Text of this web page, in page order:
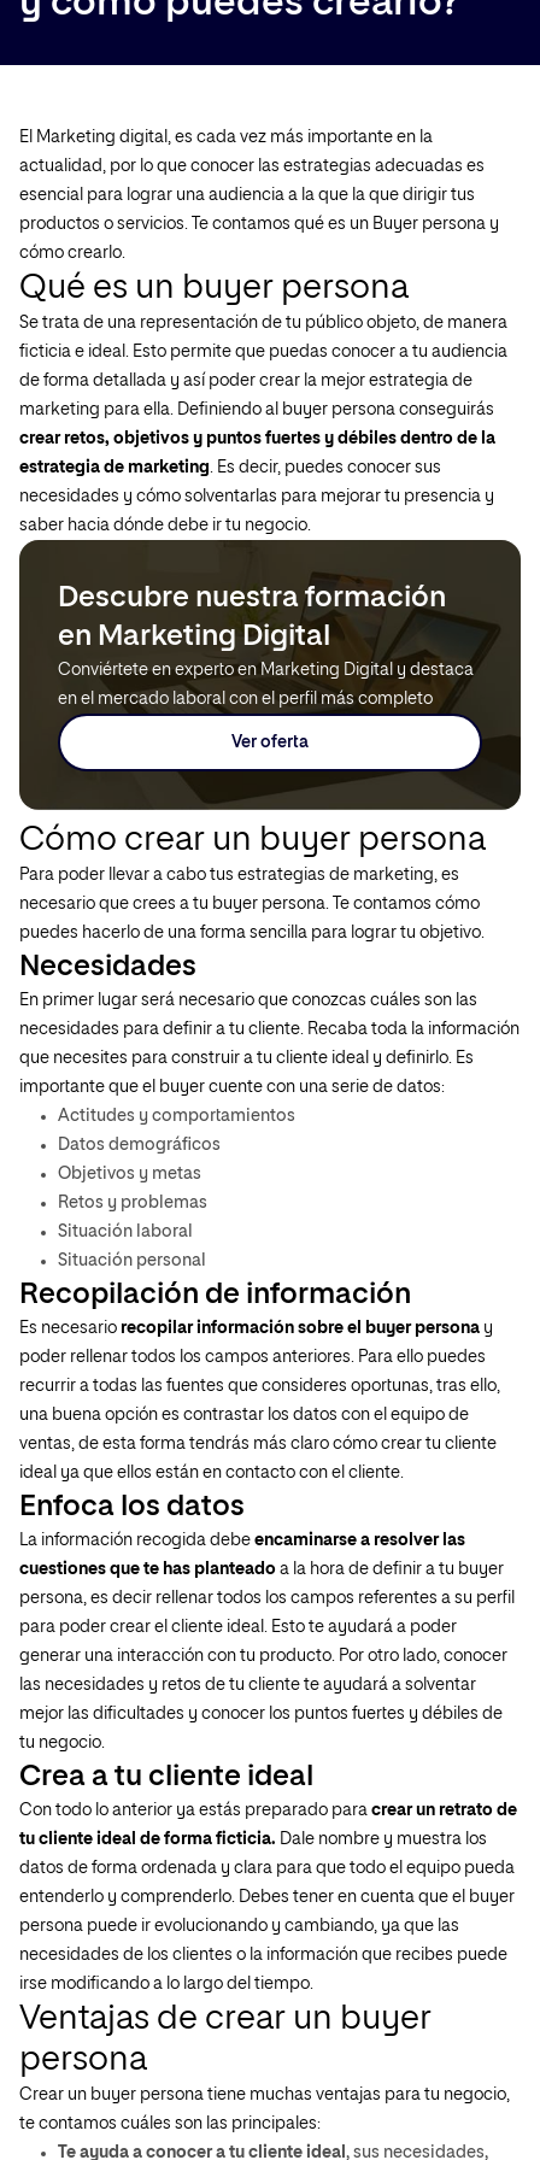
El Marketing digital, es cada vez más importante en la
actualidad, por lo que conocer las estrategias adecuadas es
esencial para lograr una audiencia a la que la que dirigir tus
productos o servicios. Te contamos qué es un Buyer persona y
cómo crearlo.
Qué es un buyer persona
Se trata de una representación de tu público objeto, de manera
ficticia e ideal. Esto permite que puedas conocer a tu audiencia
de forma detallada y así poder crear la mejor estrategia de
marketing para ella. Definiendo al buyer persona conseguirás
crear retos, objetivos y puntos fuertes y débiles dentro de la
estrategia de marketing. Es decir, puedes conocer sus
necesidades y cómo solventarlas para mejorar tu presencia y
saber hacia dónde debe ir tu negocio.
Descubre nuestra formación
en Marketing Digital
Conviértete en experto en Marketing Digital y destaca
en el mercado laboral con el perfil más completo
Ver oferta
Cómo crear un buyer persona
Para poder llevar a cabo tus estrategias de marketing, es
necesario que crees a tu buyer persona. Te contamos cómo
puedes hacerlo de una forma sencilla para lograr tu objetivo.
Necesidades
En primer lugar será necesario que conozcas cuáles son las
necesidades para definir a tu cliente. Recaba toda la información
que necesites para construir a tu cliente ideal y definirlo. Es
importante que el buyer cuente con una serie de datos:
Actitudes y comportamientos
Datos demográficos
Objetivos y metas
Retos y problemas
Situación laboral
Situación personal
Recopilación de información
Es necesario recopilar información sobre el buyer persona y
poder rellenar todos los campos anteriores. Para ello puedes
recurrir a todas las fuentes que consideres oportunas, tras ello,
una buena opción es contrastar los datos con el equipo de
ventas, de esta forma tendrás más claro cómo crear tu cliente
ideal ya que ellos están en contacto con el cliente.
Enfoca los datos
La información recogida debe encaminarse a resolver las
cuestiones que te has planteado a la hora de definir a tu buyer
persona, es decir rellenar todos los campos referentes a su perfil
para poder crear el cliente ideal. Esto te ayudará a poder
generar una interacción con tu producto. Por otro lado, conocer
las necesidades y retos de tu cliente te ayudará a solventar
mejor las dificultades y conocer los puntos fuertes y débiles de
tu negocio.
Crea a tu cliente ideal
Con todo lo anterior ya estás preparado para crear un retrato de
tu cliente ideal de forma ficticia. Dale nombre y muestra los
datos de forma ordenada y clara para que todo el equipo pueda
entenderlo y comprenderlo. Debes tener en cuenta que el buyer
persona puede ir evolucionando y cambiando, ya que las
necesidades de los clientes o la información que recibes puede
irse modificando a lo largo del tiempo.
Ventajas de crear un buyer
persona
Crear un buyer persona tiene muchas ventajas para tu negocio,
te contamos cuáles son las principales:
Te ayuda a conocer a tu cliente ideal , sus necesidades,